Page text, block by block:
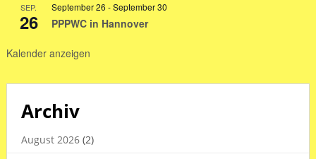
2026
SEP.
26
September 26 -September 30
PPPWC in Hannover
Kalender anzeigen
Archiv
August 2026(2)